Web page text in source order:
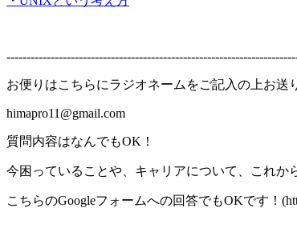
お便りはこちらにラジオネームをご記入の上お送
himapro11@gmail.com
質問内容はなんでもOK！
今困っていることや、キャリアについて、これ
こちらのGoogleフォームへの回答でもOKです！